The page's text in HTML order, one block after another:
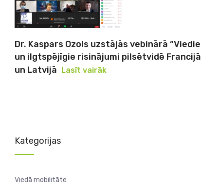
Dr. Kaspars Ozols uzstājās vebinārā “Viedie
un ilgtspējīgie risinājumi pilsētvidē Francijā
un Latvijā Lasīt vairāk
Kategorijas
Viedā mobilitāte